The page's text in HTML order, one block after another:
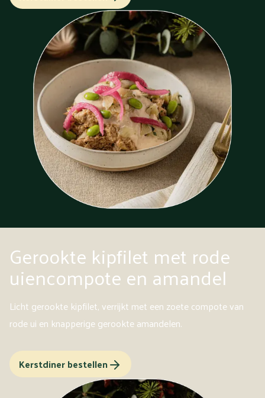
Gerookte kipfilet met rode
uiencompote en amandel
Licht gerookte kipfilet, verrijkt met een zoete compote van
rode ui en knapperige gerookte amandelen.
Kerstdiner bestellen